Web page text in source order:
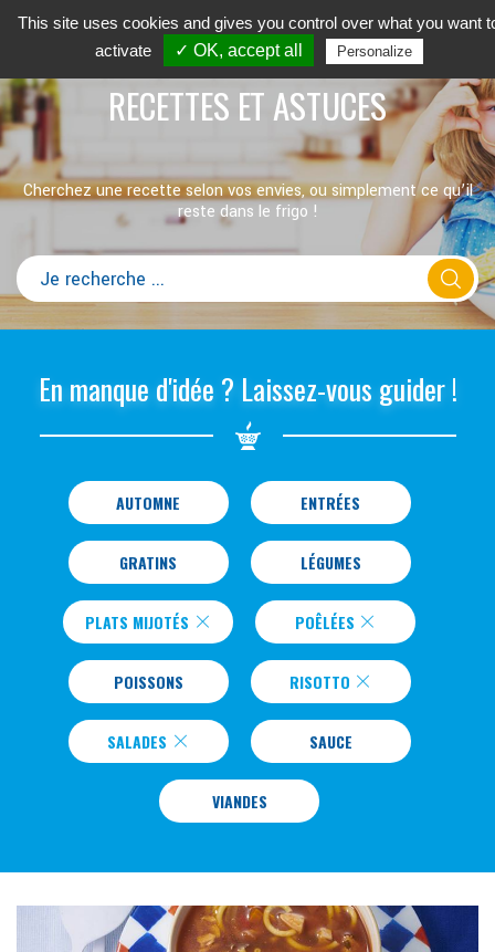
RECETTES ET ASTUCES
Cherchez une recette selon vos envies, ou simplement ce qu’il
reste dans le frigo !
En manque d'idée ? Laissez-vous guider !
AUTOMNE ENTRÉES
GRATINS LÉGUMES
PLATS MIJOTÉS POÊLÉES
POISSONS RISOTTO
SALADES SAUCE
VIANDES
This site uses cookies and gives you control over what you want
activate
✓ OK, accept all Personalize